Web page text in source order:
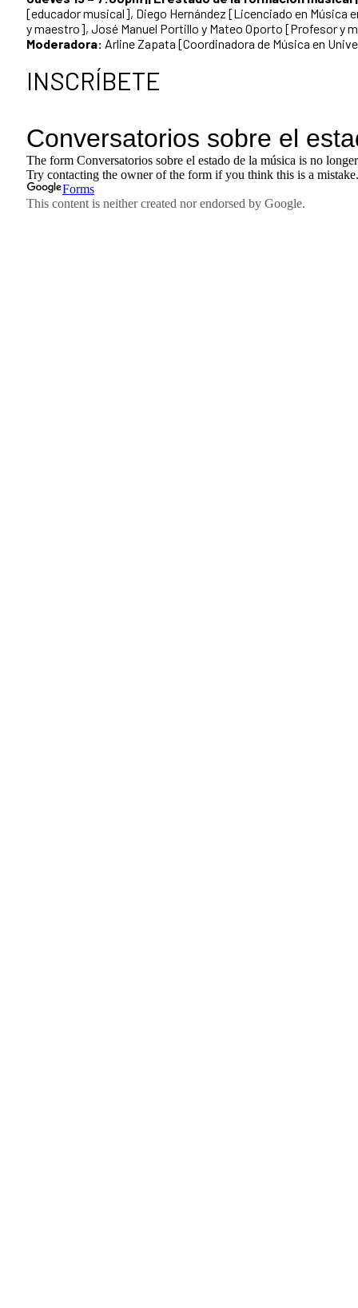
[educador musical], Diego Hernández [Licenciado en Música
y maestro], José Manuel Portillo y Mateo Oporto [Profesor y
Moderadora: Arline Zapata [Coordinadora de Música en
INSCRÍBETE